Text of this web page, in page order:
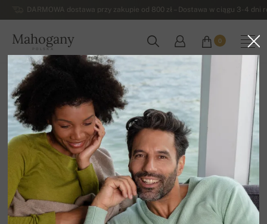
DARMOWA dostawa przy zakupie od 800 zł – Dostawa w ciągu 3-4
Mahogany
POLSKA
0
Strona główna
Damskie swetry z kaszmiru
Topy, bolerka, dwuczęściowe kamizelki